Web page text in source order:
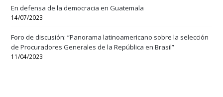
En defensa de la democracia en Guatemala
14/07/2023
Foro de discusión: “Panorama latinoamericano sobre la selección
de Procuradores Generales de la República en Brasil”
11/04/2023